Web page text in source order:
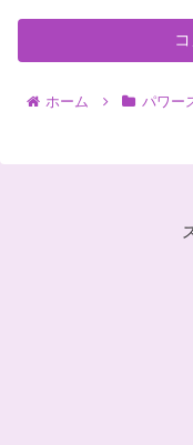
ホーム パワー